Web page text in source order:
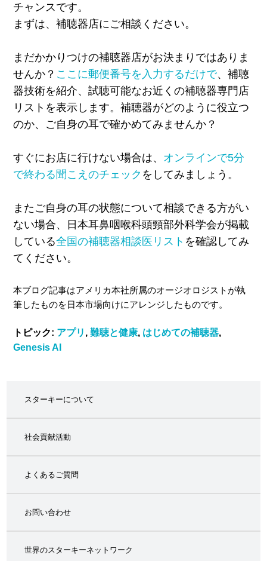
チャンスです。
まずは、補聴器店にご相談ください。
まだかかりつけの補聴器店がお決まりではありま
せんか？ ここに郵便番号を入力するだけで、補聴
器技術を紹介、試聴可能なお近くの補聴器専門店
リストを表示します。補聴器がどのように役立つ
のか、ご自身の耳で確かめてみませんか？
すぐにお店に行けない場合は、 オンラインで5分
で終わる聞こえのチェック をしてみましょう。
またご自身の耳の状態について相談できる方がい
ない場合、日本耳鼻咽喉科頭頸部外科学会が掲載
している全国の補聴器相談医リスト を確認してみ
てください。
本ブログ記事はアメリカ本社所属のオージオロジストが執
筆したものを日本市場向けにアレンジしたものです。
トピック: アプリ , 難聴と健康, はじめての補聴器,
Genesis AI
スターキーについて
社会貢献活動
よくあるご質問
お問い合わせ
世界のスターキーネットワーク